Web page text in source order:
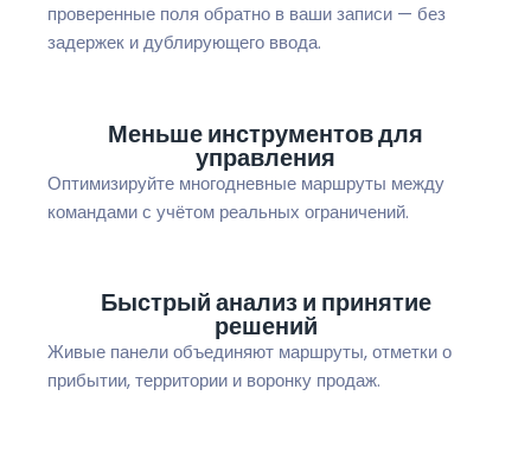
проверенные поля обратно в ваши записи — без
задержек и дублирующего ввода.
Меньше инструментов для
управления
Оптимизируйте многодневные маршруты между
командами с учётом реальных ограничений.
Быстрый анализ и принятие
решений
Живые панели объединяют маршруты, отметки о
прибытии, территории и воронку продаж.